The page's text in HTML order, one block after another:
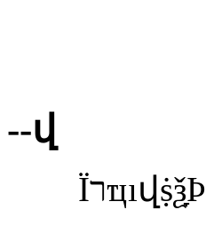
--վ
ΪרҵıվṩѯָϷ